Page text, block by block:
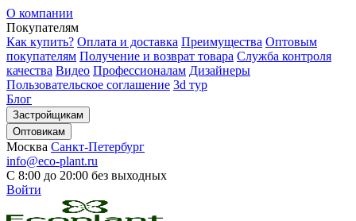
О компании
Покупателям
Как купить? Оплата и доставка Преимущества Оптовым
покупателям Получение и возврат товара Служба контроля
качества Видео Профессионалам Дизайнеры
Пользовательское соглашение 3d тур
Блог
Застройщикам
Оптовикам
Москва Санкт-Петербург
info@eco-plant.ru
С 8:00 до 20:00 без выходных
Войти